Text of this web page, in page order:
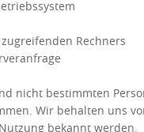
Rechners
nicht bestimmten
Wir behalten uns
bekannt werden.